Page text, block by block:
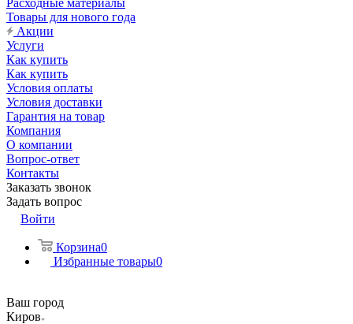
Расходные материалы
Товары для нового года
Акции
Услуги
Как купить
Как купить
Условия оплаты
Условия доставки
Гарантия на товар
Компания
О компании
Вопрос-ответ
Контакты
Заказать звонок
Задать вопрос
Войти
Корзина0
Избранные товары0
Ваш город
Киров